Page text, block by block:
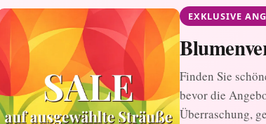
EXKLUSIVE
Finden Sie
bevor die
Überraschung,